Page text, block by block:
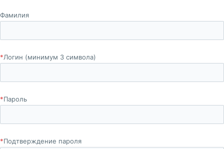
Фамилия
*Логин (минимум 3 символа)
*Пароль
*Подтверждение пароля